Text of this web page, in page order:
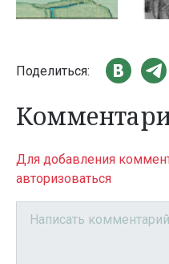
Поделиться:
Для добавления
авторизоваться